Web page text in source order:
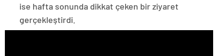
ise hafta sonunda dikkat çeken bir ziyaret
gerçekleştirdi.